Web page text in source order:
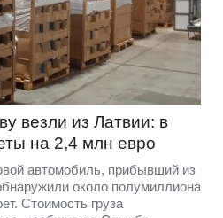
везли из Латвии: в
на 2,4 млн евро
автомобиль, прибывший из
около полумиллиона
Стоимость груза